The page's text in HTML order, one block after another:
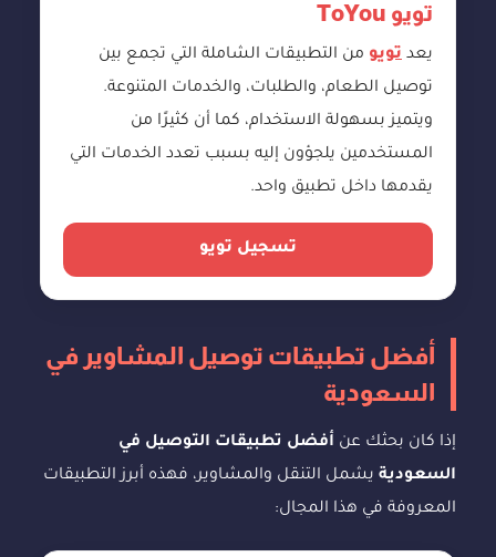
تويو ToYou
يعد تويو من التطبيقات الشاملة التي تجمع بين
توصيل الطعام، والطلبات، والخدمات المتنوعة.
ويتميز بسهولة الاستخدام، كما أن كثيرًا من
المستخدمين يلجؤون إليه بسبب تعدد الخدمات التي
يقدمها داخل تطبيق واحد.
تسجيل تويو
أفضل تطبيقات توصيل المشاوير في
السعودية
إذا كان بحثك عن أفضل تطبيقات التوصيل في
السعودية يشمل التنقل والمشاوير، فهذه أبرز التطبيقات
المعروفة في هذا المجال: